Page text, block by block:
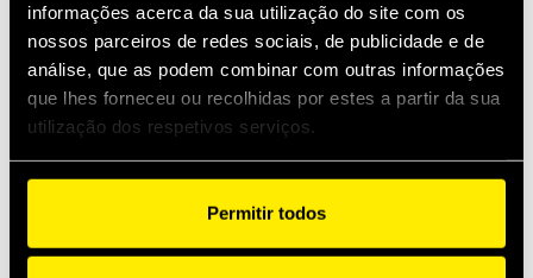
informações acerca da sua utilização do site com os
nossos parceiros de redes sociais, de publicidade e de
análise, que as podem combinar com outras informações
que lhes forneceu ou recolhidas por estes a partir da sua
utilização dos respetivos serviços.
Permitir todos
Fêmea Macho Acessórios